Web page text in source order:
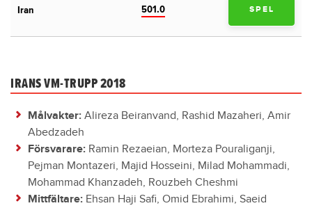
Iran 501.0 SPEL
IRANS VM-TRUPP 2018
Målvakter: Alireza Beiranvand, Rashid Mazaheri, Amir
Abedzadeh
Försvarare: Ramin Rezaeian, Morteza Pouraliganji,
Pejman Montazeri, Majid Hosseini, Milad Mohammadi,
Mohammad Khanzadeh, Rouzbeh Cheshmi
Mittfältare: Ehsan Haji Safi, Omid Ebrahimi, Saeid